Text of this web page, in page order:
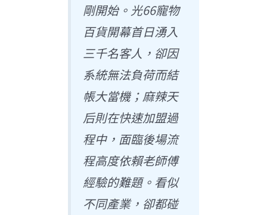
剛開始。光66寵物
百貨開幕首日湧入
三千名客人，卻因
系統無法負荷而結
帳大當機；麻辣天
后則在快速加盟過
程中，面臨後場流
程高度依賴老師傅
經驗的難題。看似
不同產業，卻都碰